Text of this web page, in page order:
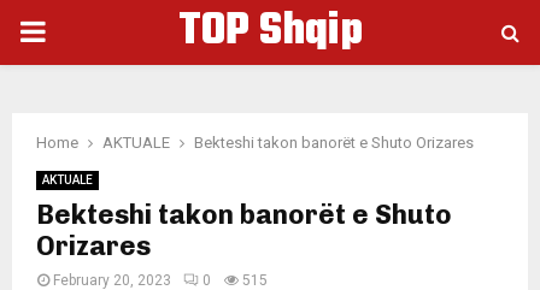
PRIMARY
TOP Shqip
Home AKTUALE Bekteshi takon banorët e Shuto Orizares
AKTUALE
Bekteshi takon banorët e Shuto
Orizares
February 20, 2023 0 515